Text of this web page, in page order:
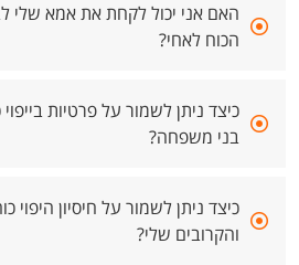
האם אני יכול לקחת את אמא שלי
הכוח לאחי?
כיצד ניתן לשמור על פרטיות
בני משפחה?
כיצד ניתן לשמור על חיסיון
והקרובים שלי?